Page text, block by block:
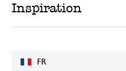
FR
Inspiration